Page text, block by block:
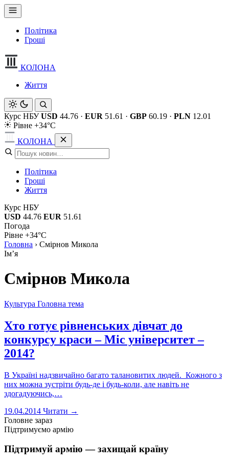
Політика
Гроші
КОЛОНА
Життя
Курс НБУ USD 44.76 · EUR 51.61 · GBP 60.19 · PLN 12.01
Рівне +34°C
КОЛОНА
Політика
Гроші
Життя
Курс НБУ
USD 44.76 EUR 51.61
Погода
Рівне +34°C
Головна › Смірнов Микола
Імʼя
Смірнов Микола
Культура Головна тема
Хто готує рівненських дівчат до
конкурсу краси – Міс університет –
2014?
В Україні надзвичайно багато талановитих людей. Кожного з
них можна зустріти будь-де і будь-коли, але навіть не
здогадуючись,…
19.04.2014 Читати →
Головне зараз
Підтримуємо армію
Підтримуй армію — захищай країну